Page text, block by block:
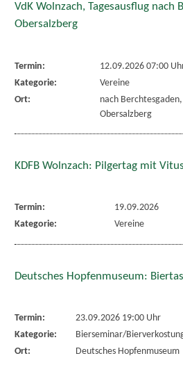
VdK Wolnzach, Tagesausflug nach
Obersalzberg
Termin:
12.09.2026 07:00
Kategorie:
Vereine
Ort:
nach Berchtesgaden,
Obersalzberg
KDFB Wolnzach: Pilgertag mit Vitus
Termin:
19.09.2026
Kategorie:
Vereine
Deutsches Hopfenmuseum:
Termin:
23.09.2026 19:00 Uhr
Kategorie:
Bierseminar/
Ort:
Deutsches Hopfenmuseum